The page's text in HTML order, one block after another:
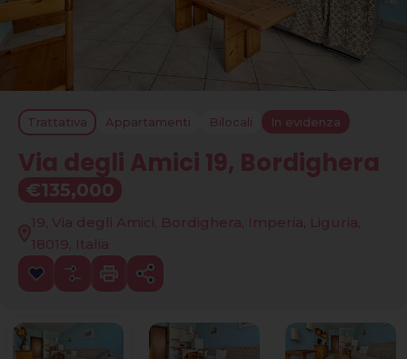
Trattativa Appartamenti Bilocali In evidenza
Via degli Amici 19, Bordighera
€135,000
19, Via degli Amici, Bordighera, Imperia, Liguria,
18019, Italia